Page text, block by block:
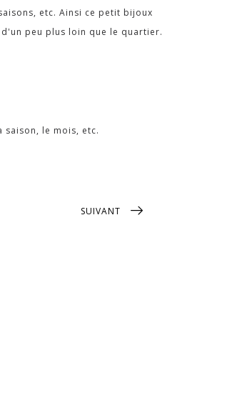
etc. Ainsi ce petit bijoux
peu plus loin que le quartier.
le mois, etc.
SUIVANT